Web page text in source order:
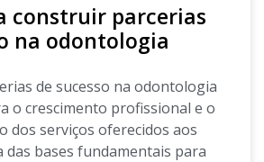
construir parcerias
na odontologia
de sucesso na odontologia
o crescimento profissional e o
dos serviços oferecidos aos
das bases fundamentais para